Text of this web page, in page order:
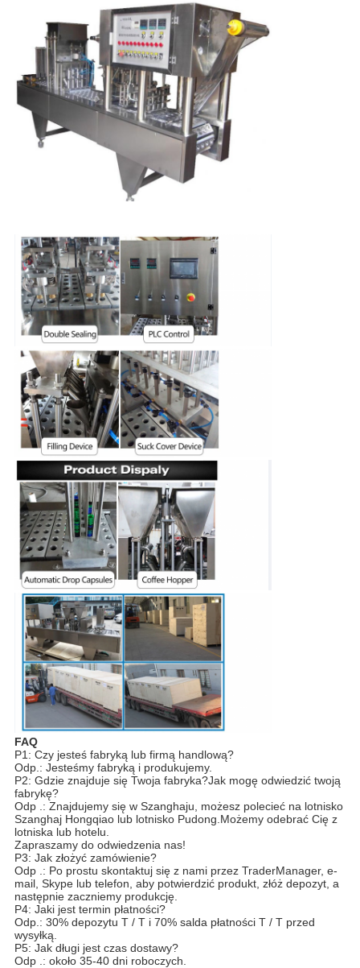
FAQ
P1: Czy jesteś fabryką lub firmą handlową?
Odp.: Jesteśmy fabryką i produkujemy.
P2: Gdzie znajduje się Twoja fabryka?Jak mogę odwiedzić twoją
fabrykę?
Odp .: Znajdujemy się w Szanghaju, możesz polecieć na lotnisko
Szanghaj Hongqiao lub lotnisko Pudong.Możemy odebrać Cię z
lotniska lub hotelu.
Zapraszamy do odwiedzenia nas!
P3: Jak złożyć zamówienie?
Odp .: Po prostu skontaktuj się z nami przez TraderManager, e-
mail, Skype lub telefon, aby potwierdzić produkt, złóż depozyt, a
następnie zaczniemy produkcję.
P4: Jaki jest termin płatności?
Odp.: 30% depozytu T / T i 70% salda płatności T / T przed
wysyłką.
P5: Jak długi jest czas dostawy?
Odp .: około 35-40 dni roboczych.